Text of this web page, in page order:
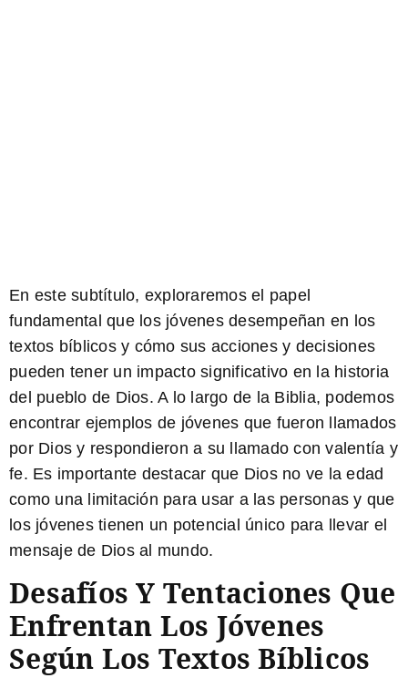
En este subtítulo, exploraremos el papel
fundamental que los jóvenes desempeñan en los
textos bíblicos y cómo sus acciones y decisiones
pueden tener un impacto significativo en la historia
del pueblo de Dios. A lo largo de la Biblia, podemos
encontrar ejemplos de jóvenes que fueron llamados
por Dios y respondieron a su llamado con valentía y
fe. Es importante destacar que Dios no ve la edad
como una limitación para usar a las personas y que
los jóvenes tienen un potencial único para llevar el
mensaje de Dios al mundo.
Desafíos Y Tentaciones Que
Enfrentan Los Jóvenes
Según Los Textos Bíblicos